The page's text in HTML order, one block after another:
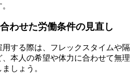
わせた労働条件の見直し
する際は、フレックスタイムや隔
本人の希望や体力に合わせて無理
しょう。